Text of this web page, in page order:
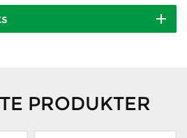
PRODUKTER